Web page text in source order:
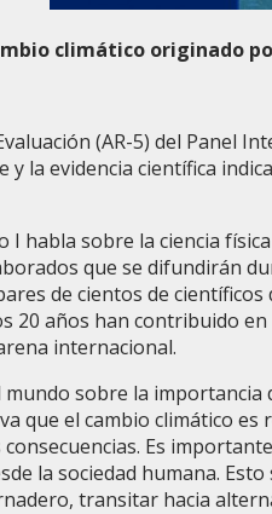
climático originado
(AR-5) del Panel
la evidencia científica
habla sobre la ciencia
que se difundirán
de cientos de
años han contribuido
internacional.
sobre la
que el cambio climático
Es
la sociedad humana.
transitar hacia